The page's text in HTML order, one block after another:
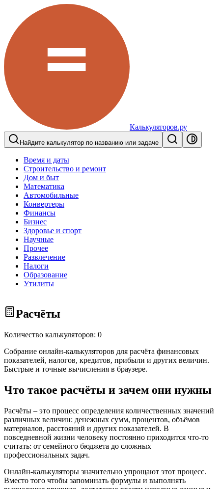
Калькуляторов.ру
Найдите калькулятор по названию или задаче
Время и даты
Строительство и ремонт
Дом и быт
Математика
Автомобильные
Конвертеры
Финансы
Бизнес
Здоровье и спорт
Научные
Прочее
Развлечение
Налоги
Образование
Утилиты
Расчёты
Количество калькуляторов: 0
Собрание онлайн-калькуляторов для расчёта финансовых
показателей, налогов, кредитов, прибыли и других величин.
Быстрые и точные вычисления в браузере.
Что такое расчёты и зачем они нужны
Расчёты – это процесс определения количественных значений
различных величин: денежных сумм, процентов, объёмов
материалов, расстояний и других показателей. В
повседневной жизни человеку постоянно приходится что-то
считать: от семейного бюджета до сложных
профессиональных задач.
Онлайн-калькуляторы значительно упрощают этот процесс.
Вместо того чтобы запоминать формулы и выполнять